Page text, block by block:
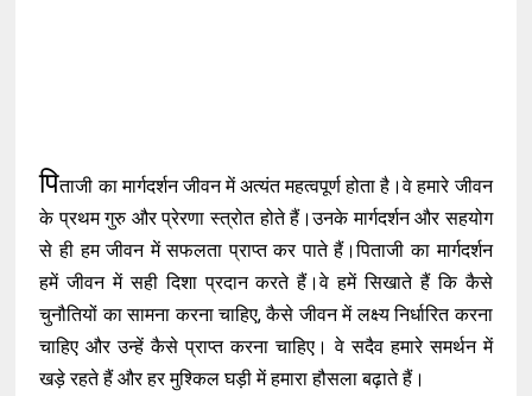
पिताजी का मार्गदर्शन जीवन में अत्यंत महत्वपूर्ण होता है।वे हमारे जीवन
के प्रथम गुरु और प्रेरणा स्त्रोत होते हैं।उनके मार्गदर्शन और सहयोग
से ही हम जीवन में सफलता प्राप्त कर पाते हैं।पिताजी का मार्गदर्शन
हमें जीवन में सही दिशा प्रदान करते हैं।वे हमें सिखाते हैं कि कैसे
चुनौतियों का सामना करना चाहिए, कैसे जीवन में लक्ष्य निर्धारित करना
चाहिए और उन्हें कैसे प्राप्त करना चाहिए। वे सदैव हमारे समर्थन में
खड़े रहते हैं और हर मुश्किल घड़ी में हमारा हौसला बढ़ाते हैं।